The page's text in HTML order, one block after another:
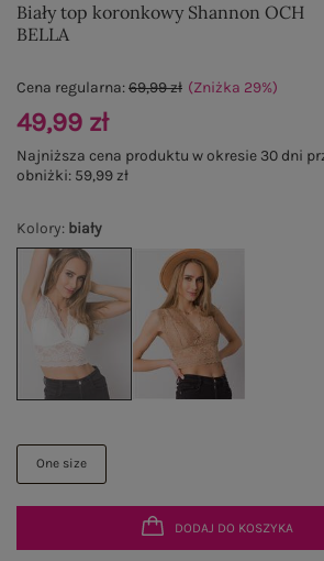
Biały top koronkowy Shannon OCH
BELLA
Kolory: biały
One size
Cena regularna:69,99 zł (Zniżka 29%)
49,99 zł
Najniższa cena produktu w okresie 30 dni
obniżki: 59,99 zł
DODAJ DO KOSZYKA